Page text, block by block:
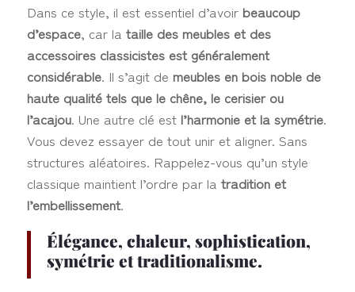
Dans ce style, il est essentiel d’avoir beaucoup
d’espace, car la taille des meubles et des
accessoires classicistes est généralement
considérable. Il s’agit de meubles en bois noble de
haute qualité tels que le chêne, le cerisier ou
l’acajou. Une autre clé est l’harmonie et la symétrie.
Vous devez essayer de tout unir et aligner. Sans
structures aléatoires. Rappelez-vous qu’un style
classique maintient l’ordre par la tradition et
l’embellissement.
Élégance, chaleur, sophistication,
symétrie et traditionalisme.